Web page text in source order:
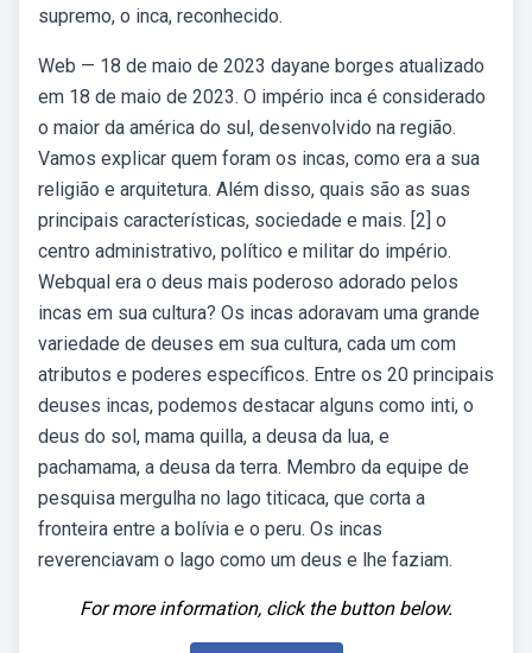
supremo, o inca, reconhecido.
Web — 18 de maio de 2023 dayane borges atualizado
em 18 de maio de 2023. O império inca é considerado
o maior da américa do sul, desenvolvido na região.
Vamos explicar quem foram os incas, como era a sua
religião e arquitetura. Além disso, quais são as suas
principais características, sociedade e mais. [2] o
centro administrativo, político e militar do império.
Webqual era o deus mais poderoso adorado pelos
incas em sua cultura? Os incas adoravam uma grande
variedade de deuses em sua cultura, cada um com
atributos e poderes específicos. Entre os 20 principais
deuses incas, podemos destacar alguns como inti, o
deus do sol, mama quilla, a deusa da lua, e
pachamama, a deusa da terra. Membro da equipe de
pesquisa mergulha no lago titicaca, que corta a
fronteira entre a bolívia e o peru. Os incas
reverenciavam o lago como um deus e lhe faziam.
For more information, click the button below.